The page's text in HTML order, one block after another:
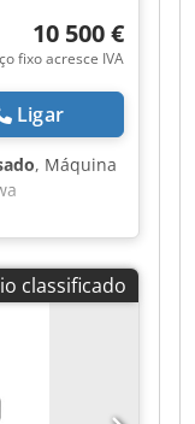
10 500 €
fixo acresce IVA
Ligar
, Máquina
classificado